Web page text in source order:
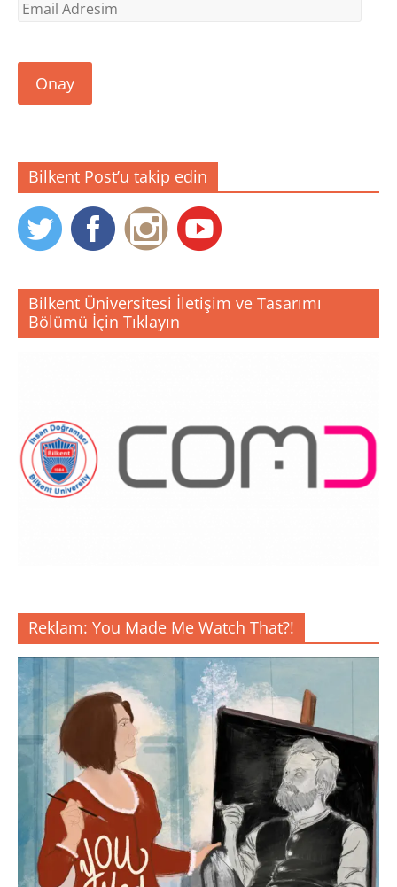
Email
Onay
Bilkent Post’u takip edin
Bilkent Üniversitesi İletişim ve Tasarımı
Bölümü İçin Tıklayın
Reklam: You Made Me Watch That?!